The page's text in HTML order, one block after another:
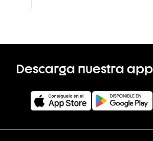
Descarga nuestra app